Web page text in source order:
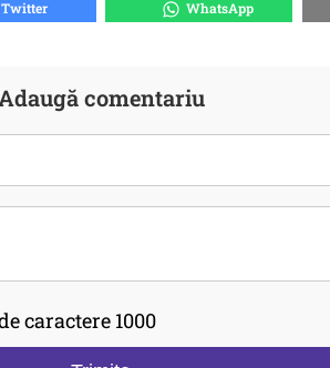
Twitter WhatsApp
comentariu
caractere 1000